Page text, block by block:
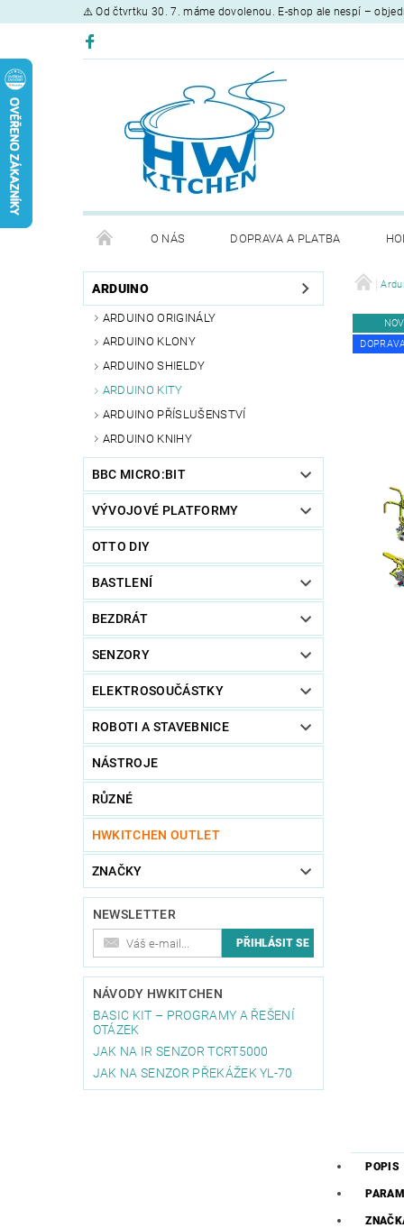
⚠️ Od čtvrtku 30. 7. máme dovolenou. E-shop ale nespí –
O NÁS DOPRAVA A PLATBA
ARDUINO
ARDUINO ORIGINÁLY
ARDUINO KLONY
ARDUINO SHIELDY
ARDUINO KITY
ARDUINO PŘÍSLUŠENSTVÍ
ARDUINO KNIHY
BBC MICRO:BIT
VÝVOJOVÉ PLATFORMY
OTTO DIY
BASTLENÍ
BEZDRÁT
SENZORY
ELEKTROSOUČÁSTKY
ROBOTI A STAVEBNICE
NÁSTROJE
RŮZNÉ
HWKITCHEN OUTLET
ZNAČKY
NEWSLETTER
NÁVODY HWKITCHEN
BASIC KIT – PROGRAMY A ŘEŠENÍ
OTÁZEK
JAK NA IR SENZOR TCRT5000
JAK NA SENZOR PŘEKÁŽEK YL-70
POPIS